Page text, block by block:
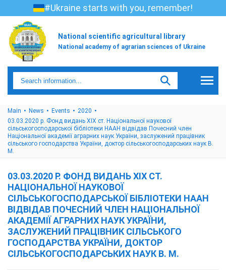
#Ukraine starts with you, remember!
National scientific agricultural library
National academy of agrarian sciences of Ukraine
Main News Events
2020
03.03.2020 р. Фонд видань XIX ст. Національної наукової
сільськогосподарської бібліотеки НААН відвідав Почесний член
Національної академії аграрних наук України, заслужений працівник
сільського господарства України, доктор сільськогосподарських наук В.
М.
03.03.2020 Р. ФОНД ВИДАНЬ XIX СТ.
НАЦІОНАЛЬНОЇ НАУКОВОЇ
СІЛЬСЬКОГОСПОДАРСЬКОЇ БІБЛІОТЕКИ НААН
ВІДВІДАВ ПОЧЕСНИЙ ЧЛЕН НАЦІОНАЛЬНОЇ
АКАДЕМІЇ АГРАРНИХ НАУК УКРАЇНИ,
ЗАСЛУЖЕНИЙ ПРАЦІВНИК СІЛЬСЬКОГО
ГОСПОДАРСТВА УКРАЇНИ, ДОКТОР
СІЛЬСЬКОГОСПОДАРСЬКИХ НАУК В. М.